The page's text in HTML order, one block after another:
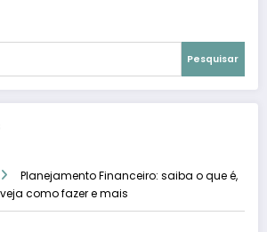
Pesquisar
Planejamento Financeiro: saiba o que é,
veja como fazer e mais